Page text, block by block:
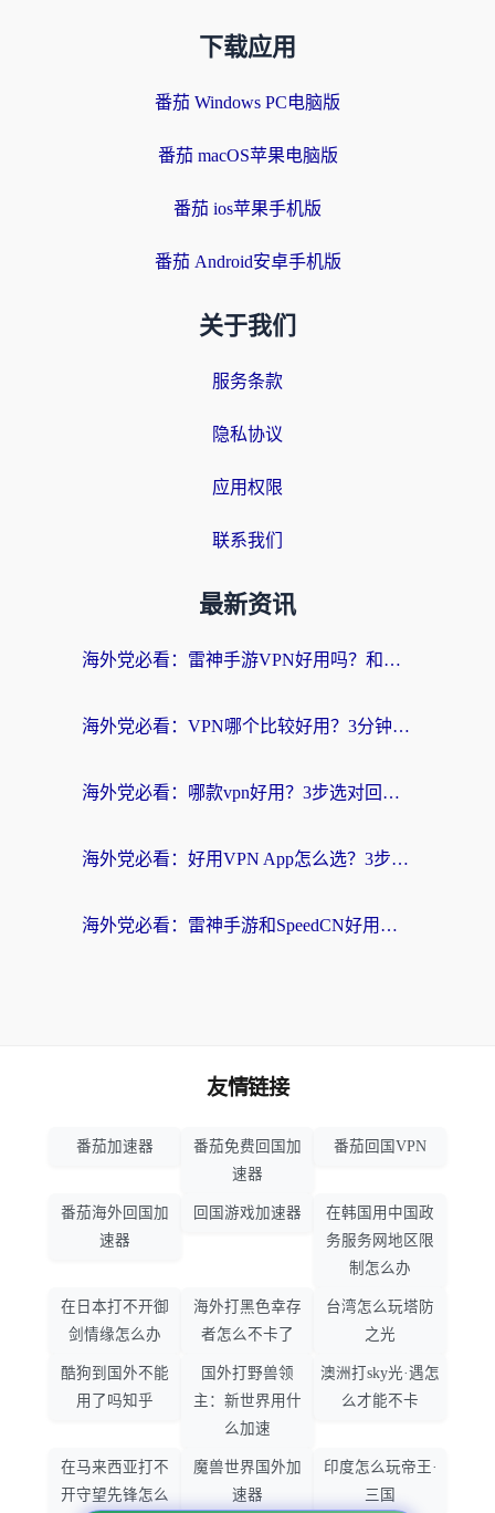
下载应用
番茄 Windows PC电脑版
番茄 macOS苹果电脑版
番茄 ios苹果手机版
番茄 Android安卓手机版
关于我们
服务条款
隐私协议
应用权限
联系我们
最新资讯
海外党必看：雷神手游VPN好用吗？和天速回国VPN对比哪个回国效果更好？附实用加速器选择指南
海外党必看：VPN哪个比较好用？3分钟找到适合你的回国加速方案
海外党必看：哪款vpn好用？3步选对回国加速器，无缝刷剧玩游戏
海外党必看：好用VPN App怎么选？3步教你无缝访问国内资源
海外党必看：雷神手游和SpeedCN好用吗？3招选对回国加速器无缝刷国内资源
友情链接
番茄加速器
番茄免费回国加
速器
番茄回国VPN
番茄海外回国加
速器
回国游戏加速器
在韩国用中国政
务服务网地区限
制怎么办
在日本打不开御
剑情缘怎么办
海外打黑色幸存
者怎么不卡了
台湾怎么玩塔防
之光
酷狗到国外不能
用了吗知乎
国外打野兽领
主：新世界用什
么加速
澳洲打sky光·遇怎
么才能不卡
在马来西亚打不
开守望先锋怎么
魔兽世界国外加
速器
印度怎么玩帝王·
三国